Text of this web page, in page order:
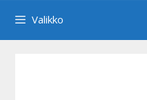
Valikko